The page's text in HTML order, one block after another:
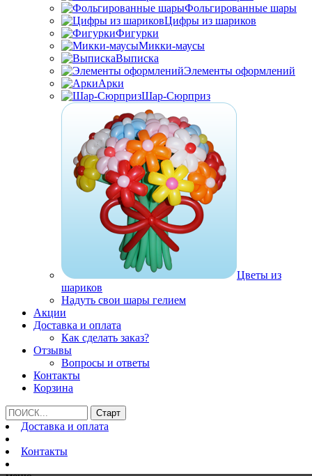
Фольгированные шары
Цифры из шариков
Фигурки
Микки-маусы
Выписка
Элементы оформлений
Арки
Шар-Сюрприз
Цветы из
шариков
Надуть свои шары гелием
Акции
Доставка и оплата
Как сделать заказ?
Отзывы
Вопросы и ответы
Контакты
Корзина
Доставка и оплата
Контакты